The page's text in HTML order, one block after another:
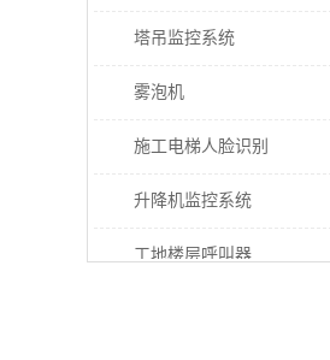
塔吊监控系统
雾泡机
施工电梯人脸识别
升降机监控系统
工地楼层呼叫器